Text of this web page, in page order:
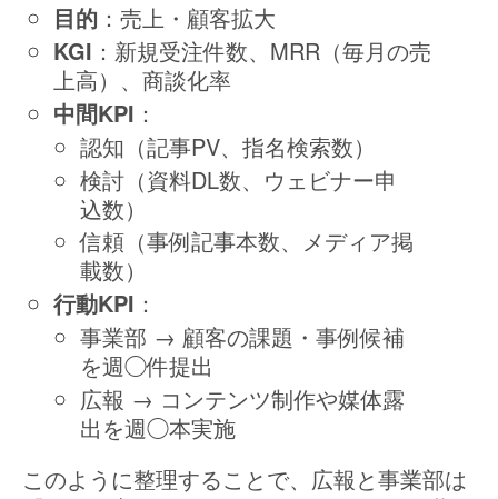
目的 ：売上・顧客拡大
KGI ：新規受注件数、MRR（毎月の売
上高）、商談化率
中間KPI ：
認知（記事PV、指名検索数）
検討（資料DL数、ウェビナー申
込数）
信頼（事例記事本数、メディア掲
載数）
行動KPI ：
事業部 → 顧客の課題・事例候補
を週◯件提出
広報 → コンテンツ制作や媒体露
出を週◯本実施
このように整理することで、広報と事業部は